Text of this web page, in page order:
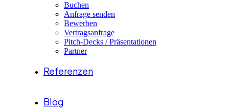
Buchen
Anfrage senden
Bewerben
Vertragsanfrage
Pitch-Decks / Präsentationen
Partner
Referenzen
Blog